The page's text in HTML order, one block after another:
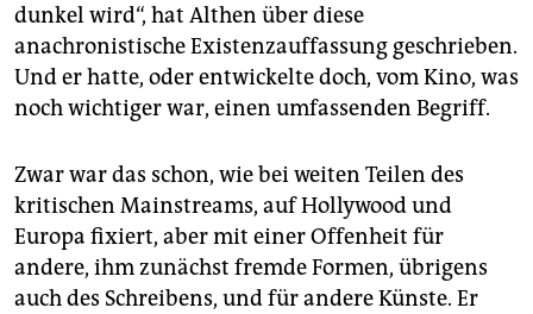
dunkel wird“, hat Althen über diese
anachronistische Existenzauffassung geschrieben.
Und er hatte, oder entwickelte doch, vom Kino, was
noch wichtiger war, einen umfassenden Begriff.
Zwar war das schon, wie bei weiten Teilen des
kritischen Mainstreams, auf Hollywood und
Europa fixiert, aber mit einer Offenheit für
andere, ihm zunächst fremde Formen, übrigens
auch des Schreibens, und für andere Künste. Er